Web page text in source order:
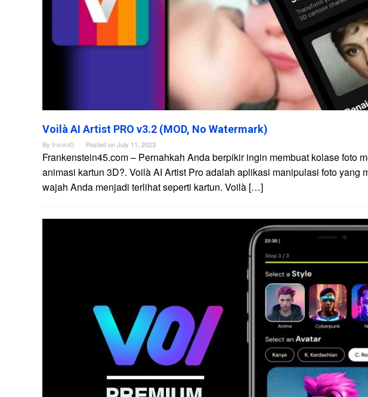
Voilà AI Artist PRO v3.2 (MOD, No Watermark)
By frank45 Posted onJuly 11, 2023
Frankenstein45.com – Pernahkah Anda berpikir ingin membuat kolase foto
animasi kartun 3D?. Voilà AI Artist Pro adalah aplikasi manipulasi foto yang
wajah Anda menjadi terlihat seperti kartun. Voilà […]